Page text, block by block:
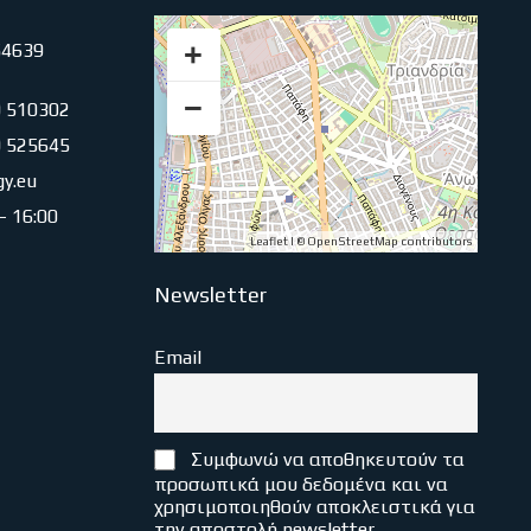
510302
525645
16:00
+
−
Leaflet| © OpenStreetMapcontributors
Newsletter
Email
Συμφωνώ να αποθηκευτούν τα
προσωπικά μου δεδομένα και να
χρησιμοποιηθούν αποκλειστικά για